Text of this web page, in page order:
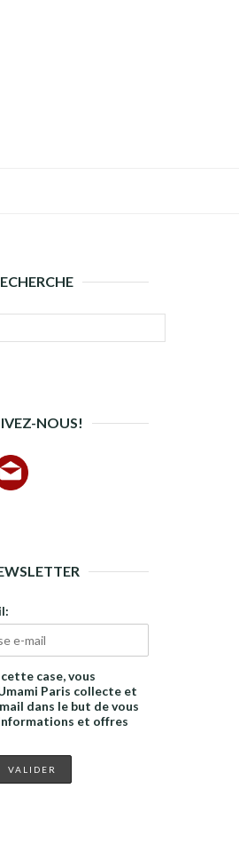
NOUS!
case, vous
Paris collecte et
dans le but de vous
et offres